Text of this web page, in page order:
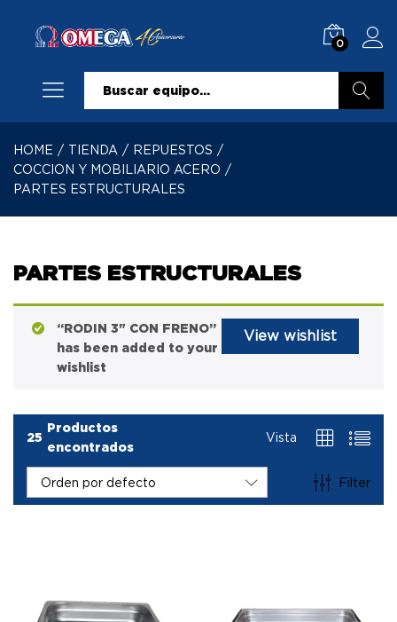
0
HOME / TIENDA / REPUESTOS /
COCCION Y MOBILIARIO ACERO /
PARTES ESTRUCTURALES
PARTES ESTRUCTURALES
View wishlist
“RODIN 3" CON FRENO”
has been added to your
wishlist
25
Productos
encontrados
Vista
Filter
Orden por defecto